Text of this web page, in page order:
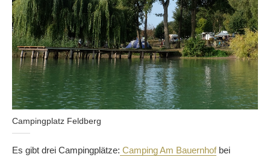
Campingplatz Feldberg
Es gibt drei Campingplätze: Camping Am Bauernhofbei